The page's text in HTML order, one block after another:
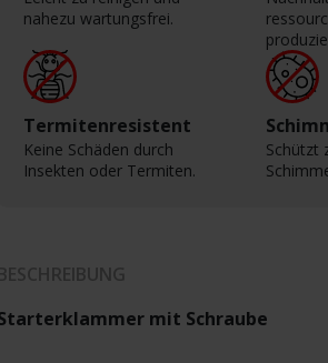
nahezu wartungsfrei.
Termitenresistent
Keine Schäden durch
Insekten oder Termiten.
Schützt
mit Schraube